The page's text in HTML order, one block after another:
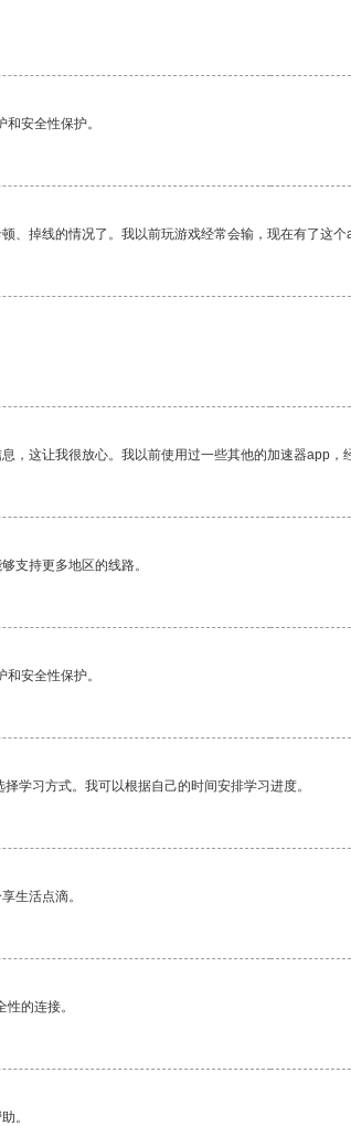
安全性保护。
、掉线的情况了。我以前玩游戏经常会输，现在有了这个
，这让我很放心。我以前使用过一些其他的加速器app，
支持更多地区的线路。
安全性保护。
学习方式。我可以根据自己的时间安排学习进度。
生活点滴。
的连接。
。